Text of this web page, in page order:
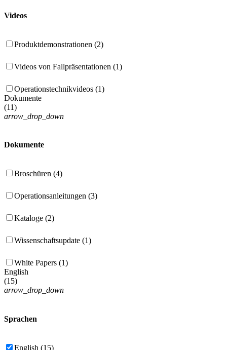
Videos
Produktdemonstrationen (2)
Videos von Fallpräsentationen (1)
Operationstechnikvideos (1)
Dokumente
(11)
arrow_drop_down
Dokumente
Broschüren (4)
Operationsanleitungen (3)
Kataloge (2)
Wissenschaftsupdate (1)
White Papers (1)
English
(15)
arrow_drop_down
Sprachen
English (15)